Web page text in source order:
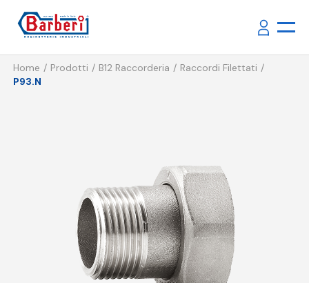
Home Prodotti B12 Raccorderia
Raccordi Filettati
P93.N